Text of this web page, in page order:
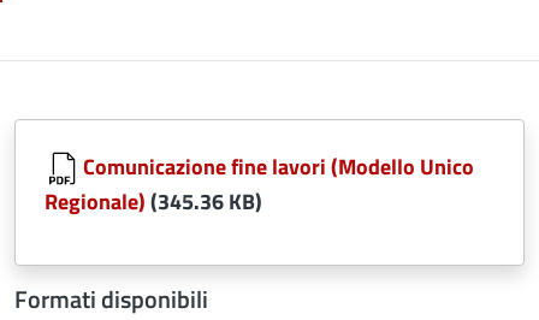
Comunicazione fine lavori (Modello Unico
Regionale)(345.36 KB)
Formati disponibili